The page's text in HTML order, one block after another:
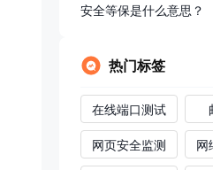
安全等保是什么意思？
热门标签
在线端口测试
网页安全监测
网